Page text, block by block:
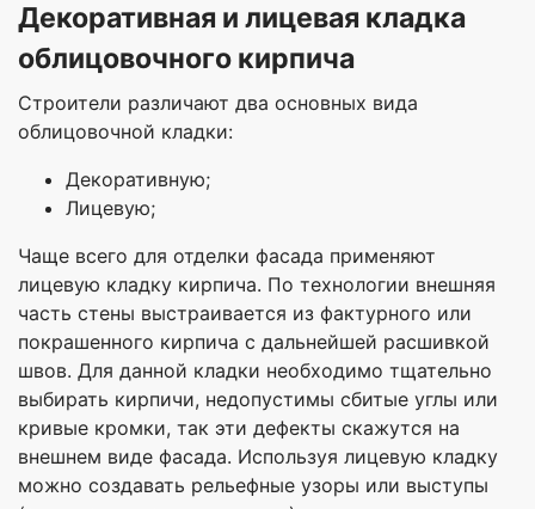
Декоративная и лицевая кладка
облицовочного кирпича
Строители различают два основных вида
облицовочной кладки:
Декоративную;
Лицевую;
Чаще всего для отделки фасада применяют
лицевую кладку кирпича. По технологии внешняя
часть стены выстраивается из фактурного или
покрашенного кирпича с дальнейшей расшивкой
швов. Для данной кладки необходимо тщательно
выбирать кирпичи, недопустимы сбитые углы или
кривые кромки, так эти дефекты скажутся на
внешнем виде фасада. Используя лицевую кладку
можно создавать рельефные узоры или выступы